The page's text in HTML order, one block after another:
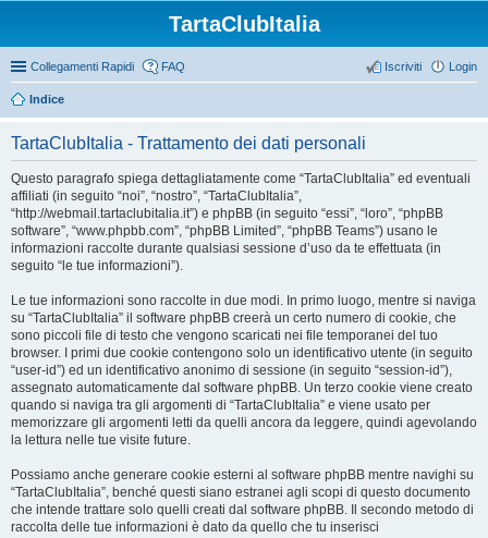
TartaClubItalia
Collegamenti Rapidi FAQ Login
Iscriviti
Indice
TartaClubItalia - Trattamento dei dati personali
Questo paragrafo spiega dettagliatamente come “TartaClubItalia” ed eventuali
affiliati (in seguito “noi”, “nostro”, “TartaClubItalia”,
“http://webmail.tartaclubitalia.it”) e phpBB (in seguito “essi”, “loro”, “phpBB
software”, “www.phpbb.com”, “phpBB Limited”, “phpBB Teams”) usano le
informazioni raccolte durante qualsiasi sessione d’uso da te effettuata (in
seguito “le tue informazioni”).
Le tue informazioni sono raccolte in due modi. In primo luogo, mentre si naviga
su “TartaClubItalia” il software phpBB creerà un certo numero di cookie, che
sono piccoli file di testo che vengono scaricati nei file temporanei del tuo
browser. I primi due cookie contengono solo un identificativo utente (in seguito
“user-id”) ed un identificativo anonimo di sessione (in seguito “session-id”),
assegnato automaticamente dal software phpBB. Un terzo cookie viene creato
quando si naviga tra gli argomenti di “TartaClubItalia” e viene usato per
memorizzare gli argomenti letti da quelli ancora da leggere, quindi agevolando
la lettura nelle tue visite future.
Possiamo anche generare cookie esterni al software phpBB mentre navighi su
“TartaClubItalia”, benché questi siano estranei agli scopi di questo documento
che intende trattare solo quelli creati dal software phpBB. Il secondo metodo di
raccolta delle tue informazioni è dato da quello che tu inserisci